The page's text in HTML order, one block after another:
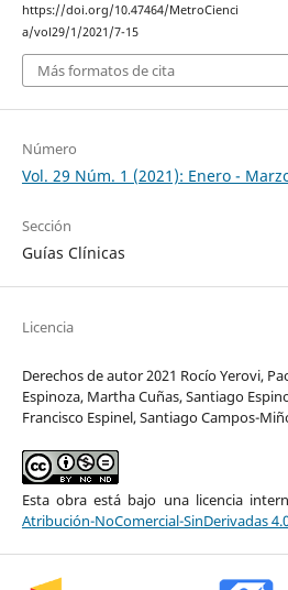
https://doi.org/10.47464/MetroCienci
a/vol29/1/2021/7-15
Más formatos de cita
Número
Vol. 29 Núm. 1 (2021): Enero -
Sección
Guías Clínicas
Licencia
Derechos de autor 2021 Rocío Yerovi,
Espinoza, Martha Cuñas, Santiago
Francisco Espinel, Santiago Campos-
Esta obra está bajo una licencia
Atribución-NoComercial-SinDerivadas